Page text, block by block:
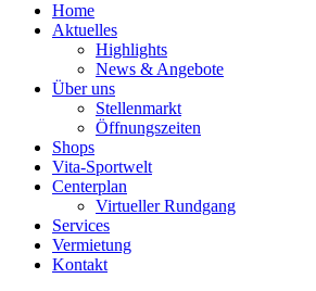
Home
Aktuelles
Highlights
News & Angebote
Über uns
Stellenmarkt
Öffnungszeiten
Shops
Vita-Sportwelt
Centerplan
Virtueller Rundgang
Services
Vermietung
Kontakt